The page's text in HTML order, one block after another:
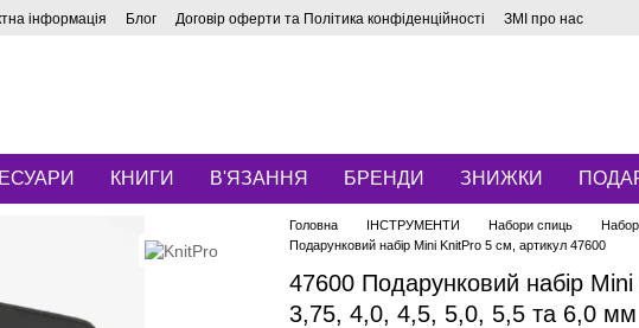
інформація Блог Договір оферти та Політика конфіденційності ЗМІ про нас
КНИГИ В'ЯЗАННЯ БРЕНДИ ЗНИЖКИ
Головна ІНСТРУМЕНТИ Набори спиць
Подарунковий набір Mini KnitPro 5 см, артикул 47600
47600 Подарунковий набір
3,75, 4,0, 4,5, 5,0, 5,5 та 6,0 мм